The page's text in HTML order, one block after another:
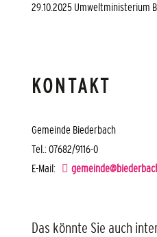
29.10.2025 Umweltministerium
KONTAKT
Gemeinde Biederbach
Tel.: 07682/9116-0
E-Mail:
Das könnte Sie auch